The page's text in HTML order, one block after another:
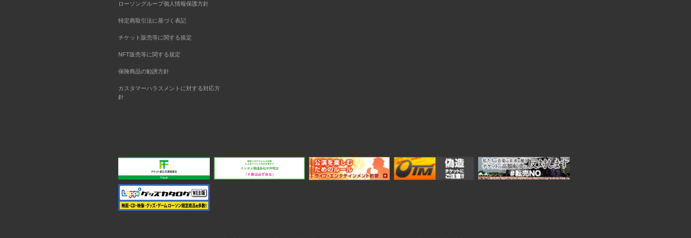
ローソングループ個人情報保護方針
特定商取引法に基づく表記
チケット販売等に関する規定
NFT販売等に関する規定
保険商品の勧誘方針
カスタマーハラスメントに対する対応方
針